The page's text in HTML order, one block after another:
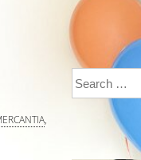
,
Search